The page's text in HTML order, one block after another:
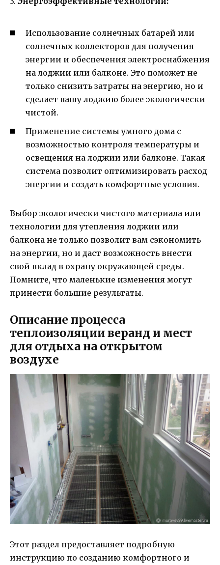
Использование солнечных батарей или
солнечных коллекторов для получения
энергии и обеспечения электроснабжения
на лоджии или балконе. Это поможет не
только снизить затраты на энергию, но и
сделает вашу лоджию более экологически
чистой.
Применение системы умного дома с
возможностью контроля температуры и
освещения на лоджии или балконе. Такая
система позволит оптимизировать расход
энергии и создать комфортные условия.
Выбор экологически чистого материала или
технологии для утепления лоджии или
балкона не только позволит вам сэкономить
на энергии, но и даст возможность внести
свой вклад в охрану окружающей среды.
Помните, что маленькие изменения могут
принести большие результаты.
Описание процесса
теплоизоляции веранд и мест
для отдыха на открытом
воздухе
Этот раздел предоставляет подробную
инструкцию по созданию комфортного и